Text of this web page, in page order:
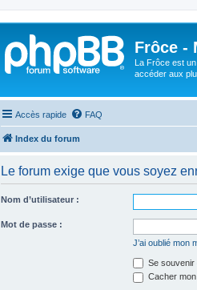
Frôce -
La Frôce est
accéder aux
Accès rapide FAQ
Index du forum
Le forum exige que vous soyez
Nom d’utilisateur :
Mot de passe :
J’ai oublié mon
Se souvenir
Cacher